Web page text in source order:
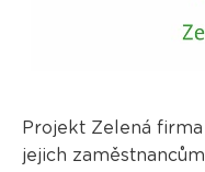
Projekt Zelená
jejich